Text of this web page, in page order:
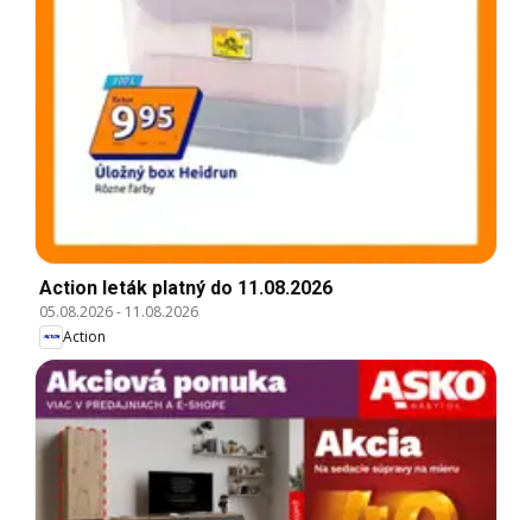
Action leták platný do 11.08.2026
05.08.2026- 11.08.2026
Action